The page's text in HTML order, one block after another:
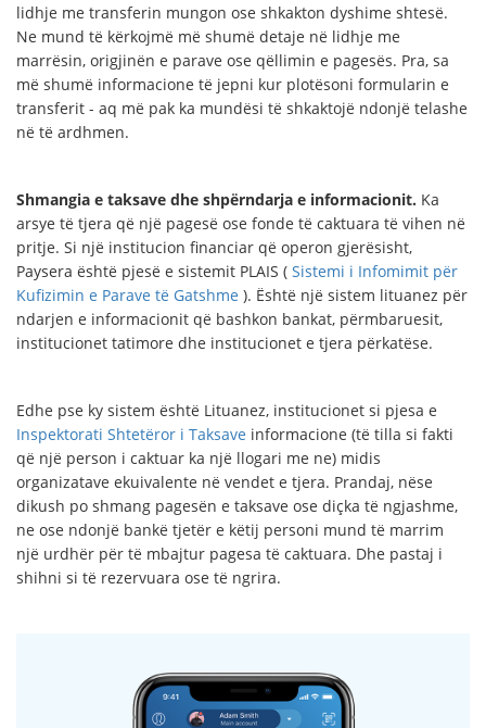
lidhje me transferin mungon ose shkakton dyshime shtesë.
Ne mund të kërkojmë më shumë detaje në lidhje me
marrësin, origjinën e parave ose qëllimin e pagesës. Pra, sa
më shumë informacione të jepni kur plotësoni formularin e
transferit - aq më pak ka mundësi të shkaktojë ndonjë telashe
në të ardhmen.
Shmangia e taksave dhe shpërndarja e informacionit. Ka
arsye të tjera që një pagesë ose fonde të caktuara të vihen në
pritje. Si një institucion financiar që operon gjerësisht,
Paysera është pjesë e sistemit PLAIS ( Sistemi i Infomimit për
Kufizimin e Parave të Gatshme ). Është një sistem lituanez për
ndarjen e informacionit që bashkon bankat, përmbaruesit,
institucionet tatimore dhe institucionet e tjera përkatëse.
Edhe pse ky sistem është Lituanez, institucionet si pjesa e
Inspektorati Shtetëror i Taksave informacione (të tilla si fakti
që një person i caktuar ka një llogari me ne) midis
organizatave ekuivalente në vendet e tjera. Prandaj, nëse
dikush po shmang pagesën e taksave ose diçka të ngjashme,
ne ose ndonjë bankë tjetër e këtij personi mund të marrim
një urdhër për të mbajtur pagesa të caktuara. Dhe pastaj i
shihni si të rezervuara ose të ngrira.